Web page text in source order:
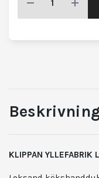
KLIPPAN YLLEFABRIK